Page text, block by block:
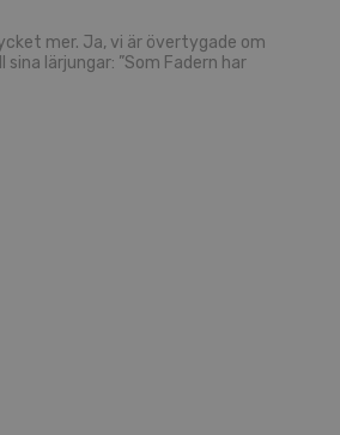
mer. Ja, vi är övertygade om
lärjungar: ”Som Fadern har